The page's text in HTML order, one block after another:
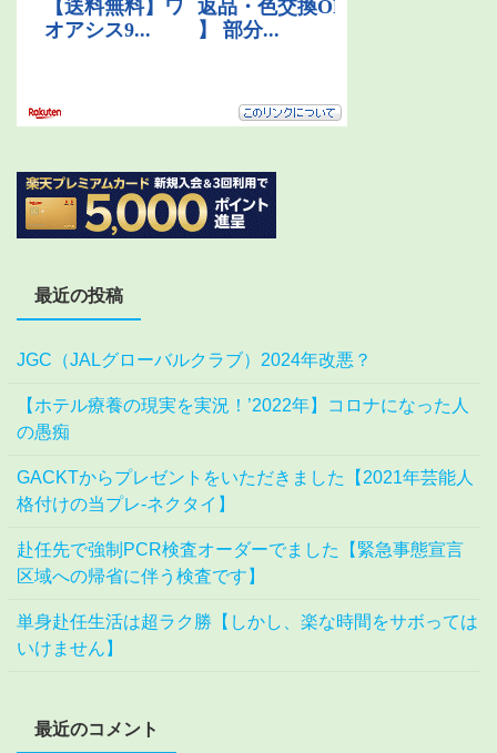
最近の投稿
JGC（JALグローバルクラブ）2024年改悪？
【ホテル療養の現実を実況！’2022年】コロナになった人
の愚痴
GACKTからプレゼントをいただきました【2021年芸能人
格付けの当プレ-ネクタイ】
赴任先で強制PCR検査オーダーでました【緊急事態宣言
区域への帰省に伴う検査です】
単身赴任生活は超ラク勝【しかし、楽な時間をサボっては
いけません】
最近のコメント